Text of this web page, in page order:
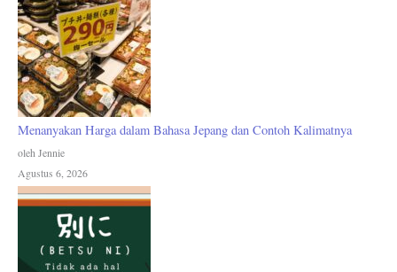
Menanyakan Harga dalam Bahasa Jepang dan Contoh Kalimatnya
oleh Jennie
Agustus 6, 2026